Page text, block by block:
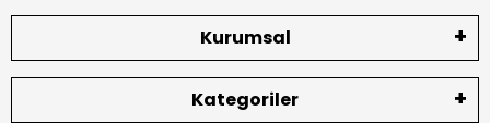
Kurumsal
Kategoriler